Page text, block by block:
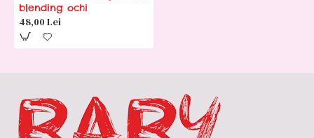
blending ochi
48,00 Lei